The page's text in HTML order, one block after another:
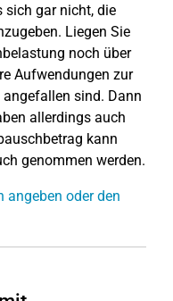
sich gar nicht, die
Liegen Sie
noch über
Aufwendungen zur
sind. Dann
allerdings auch
kann
genommen werden.
angeben oder den